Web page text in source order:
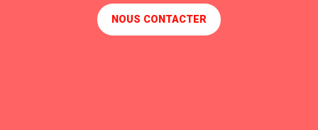
NOUS CONTACTER